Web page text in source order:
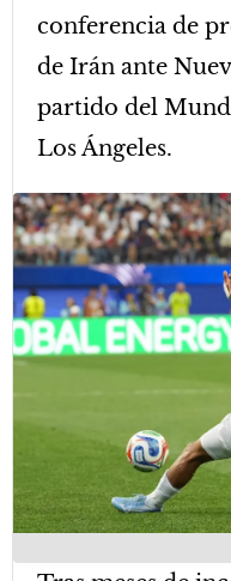
conferencia de
de Irán ante
partido del
Los Ángeles.